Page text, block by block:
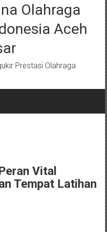
Olahraga
Aceh
Prestasi Olahraga
Vital
Tempat Latihan